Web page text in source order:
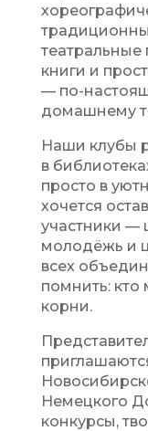
театральные
книги и
— по-
домашнему
Наши клубы
в
просто в
хочется
участники —
молодёжь и
всех
помнить: кто
корни.
Немецкого
конкурсы,